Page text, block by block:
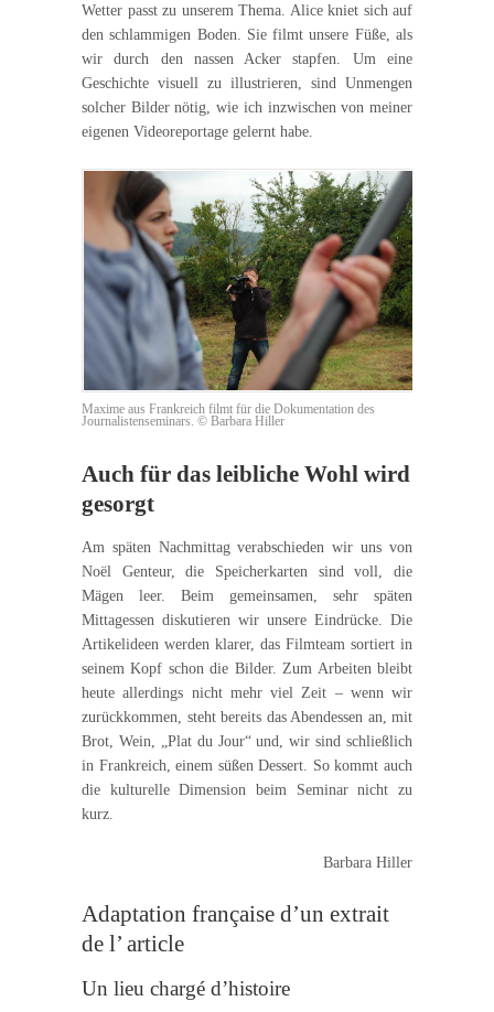
Wetter passt zu unserem Thema. Alice kniet sich auf
den schlammigen Boden. Sie filmt unsere Füße, als
wir durch den nassen Acker stapfen. Um eine
Geschichte visuell zu illustrieren, sind Unmengen
solcher Bilder nötig, wie ich inzwischen von meiner
eigenen Videoreportage gelernt habe.
Maxime aus Frankreich filmt für die Dokumentation des
Journalistenseminars. © Barbara Hiller
Auch für das leibliche Wohl wird
gesorgt
Am späten Nachmittag verabschieden wir uns von
Noël Genteur, die Speicherkarten sind voll, die
Mägen leer. Beim gemeinsamen, sehr späten
Mittagessen diskutieren wir unsere Eindrücke. Die
Artikelideen werden klarer, das Filmteam sortiert in
seinem Kopf schon die Bilder. Zum Arbeiten bleibt
heute allerdings nicht mehr viel Zeit – wenn wir
zurückkommen, steht bereits das Abendessen an, mit
Brot, Wein, „Plat du Jour“ und, wir sind schließlich
in Frankreich, einem süßen Dessert. So kommt auch
die kulturelle Dimension beim Seminar nicht zu
kurz.
Barbara Hiller
Adaptation française d’un extrait
de l’ article
Un lieu chargé d’histoire